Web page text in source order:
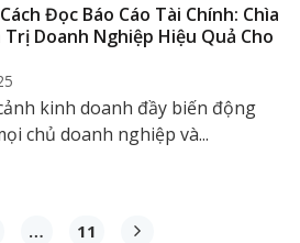
Đọc Báo Cáo Tài Chính: Chìa
Trị Doanh Nghiệp Hiệu Quả Cho
kinh doanh đầy biến động
chủ doanh nghiệp và...
… 11